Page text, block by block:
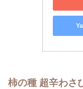
柿の種 超辛わさ